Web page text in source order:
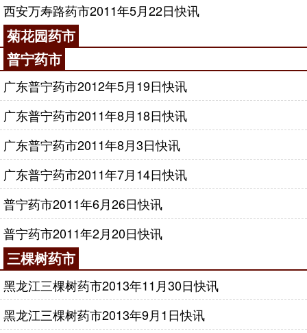
西安万寿路药市2011年5月22日快讯
菊花园药市
普宁药市
广东普宁药市2012年5月19日快讯
广东普宁药市2011年8月18日快讯
广东普宁药市2011年8月3日快讯
广东普宁药市2011年7月14日快讯
普宁药市2011年6月26日快讯
普宁药市2011年2月20日快讯
三棵树药市
黑龙江三棵树药市2013年11月30日快讯
黑龙江三棵树药市2013年9月1日快讯